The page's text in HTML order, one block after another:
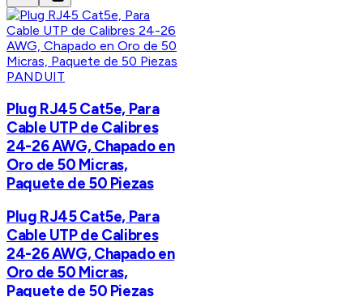
PANDUIT
Plug RJ45 Cat5e, Para
Cable UTP de Calibres
24-26 AWG, Chapado en
Oro de 50 Micras,
Paquete de 50 Piezas
Plug RJ45 Cat5e, Para
Cable UTP de Calibres
24-26 AWG, Chapado en
Oro de 50 Micras,
Paquete de 50 Piezas